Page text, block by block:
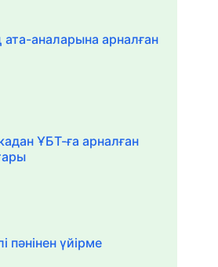
аналарына арналған
ҰБТ-ға арналған
пәнінен үйірме